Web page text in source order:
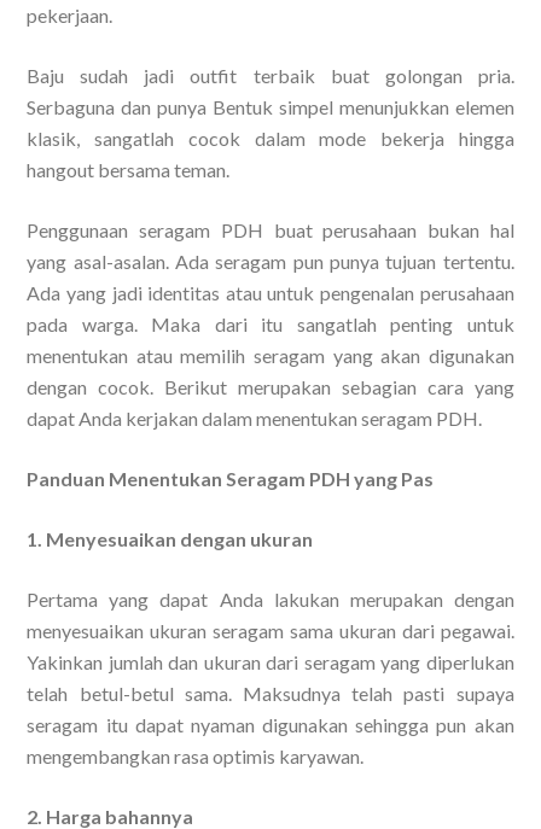
pekerjaan.
Baju sudah jadi outfit terbaik buat golongan pria.
Serbaguna dan punya Bentuk simpel menunjukkan elemen
klasik, sangatlah cocok dalam mode bekerja hingga
hangout bersama teman.
Penggunaan seragam PDH buat perusahaan bukan hal
yang asal-asalan. Ada seragam pun punya tujuan tertentu.
Ada yang jadi identitas atau untuk pengenalan perusahaan
pada warga. Maka dari itu sangatlah penting untuk
menentukan atau memilih seragam yang akan digunakan
dengan cocok. Berikut merupakan sebagian cara yang
dapat Anda kerjakan dalam menentukan seragam PDH.
Panduan Menentukan Seragam PDH yang Pas
1. Menyesuaikan dengan ukuran
Pertama yang dapat Anda lakukan merupakan dengan
menyesuaikan ukuran seragam sama ukuran dari pegawai.
Yakinkan jumlah dan ukuran dari seragam yang diperlukan
telah betul-betul sama. Maksudnya telah pasti supaya
seragam itu dapat nyaman digunakan sehingga pun akan
mengembangkan rasa optimis karyawan.
2. Harga bahannya